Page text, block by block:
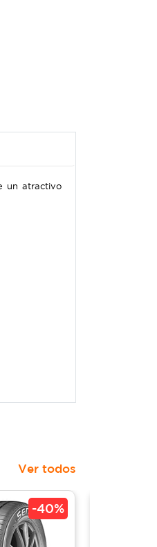
un atractivo
Ver todos
-40%